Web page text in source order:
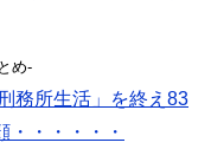
め-
務所生活」を終え83
・・・・・・